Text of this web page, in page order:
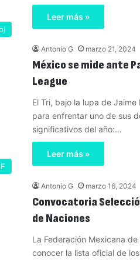
Leer más »
Antonio G marzo 21, 2024
México se mide ante
League
El Tri, bajo la lupa de
para enfrentar uno de sus
significativos del año:…
Leer más »
Antonio G marzo 16, 2024
Convocatoria
de Naciones
La Federación Mexicana
conocer la lista oficial de